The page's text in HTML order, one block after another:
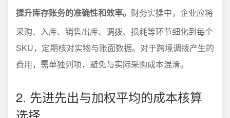
提升库存账务的准确性和效率。 财务实操中，企业应将
采购、入库、销售出库、调拨、损耗等环节细化到每个
SKU，定期核对实物与账面数据。对于跨境调拨产生的
费用，需单独列项，避免与实际采购成本混淆。
2. 先进先出与加权平均的成本核算